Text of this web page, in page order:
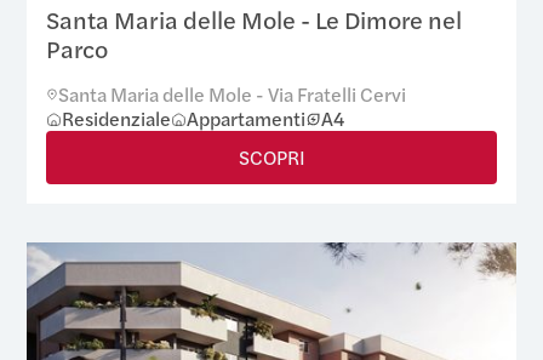
Santa Maria delle Mole - Le Dimore nel
Parco
Santa Maria delle Mole - Via Fratelli Cervi
Residenziale
Appartamenti
A4
SCOPRI